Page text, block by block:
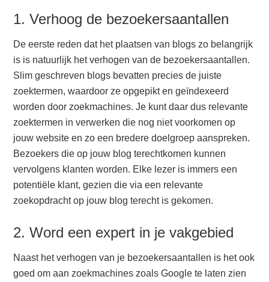
1. Verhoog de bezoekersaantallen
De eerste reden dat het plaatsen van blogs zo belangrijk
is is natuurlijk het verhogen van de bezoekersaantallen.
Slim geschreven blogs bevatten precies de juiste
zoektermen, waardoor ze opgepikt en geïndexeerd
worden door zoekmachines. Je kunt daar dus relevante
zoektermen in verwerken die nog niet voorkomen op
jouw website en zo een bredere doelgroep aanspreken.
Bezoekers die op jouw blog terechtkomen kunnen
vervolgens klanten worden. Elke lezer is immers een
potentiële klant, gezien die via een relevante
zoekopdracht op jouw blog terecht is gekomen.
2. Word een expert in je vakgebied
Naast het verhogen van je bezoekersaantallen is het ook
goed om aan zoekmachines zoals Google te laten zien